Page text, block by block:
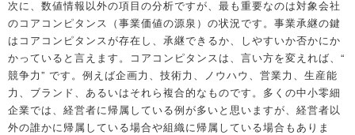
次に、数値情報以外の項目の分析ですが、最も重要なのは対象会社
のコアコンピタンス（事業価値の源泉）の状況です。事業承継の鍵
はコアコンピタンスが存在し、承継できるか、しやすいか否かにか
かっていると言えます。コアコンピタンスは、言い方を変えれば、“
競争力” です。例えば企画力、技術力、ノウハウ、営業力、生産能
力、ブランド、あるいはそれら複合的なものです。多くの中小零細
企業では、経営者に帰属している例が多いと思いますが、経営者以
外の誰かに帰属している場合や組織に帰属している場合もありま